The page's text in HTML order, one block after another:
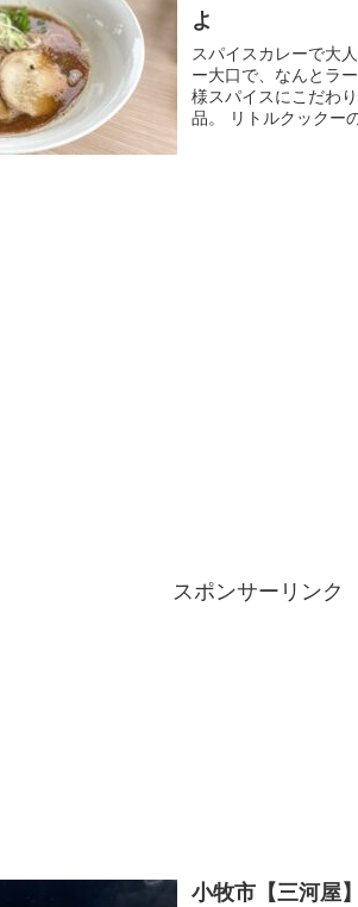
よ
スパイスカレーで大
ー大口で、なんとラ
様スパイスにこだわ
品。 リトルクックー
スポンサーリンク
小牧市【三河屋